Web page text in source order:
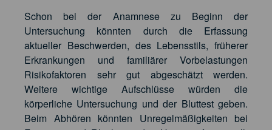
Schon bei der Anamnese zu Beginn der
Untersuchung könnten durch die Erfassung
aktueller Beschwerden, des Lebensstils, früherer
Erkrankungen und familiärer Vorbelastungen
Risikofaktoren sehr gut abgeschätzt werden.
Weitere wichtige Aufschlüsse würden die
körperliche Untersuchung und der Bluttest geben.
Beim Abhören könnten Unregelmäßigkeiten bei